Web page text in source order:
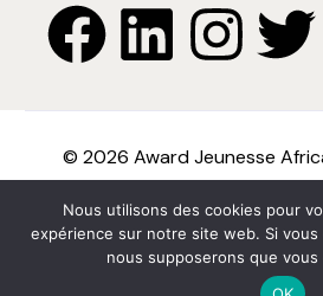
© 2026 Award Jeunesse
Nous
Inscrivez-vous dès maintenant - ne
Nous utilisons des cookies pour
expérience sur notre site web. Si
nous supposerons que